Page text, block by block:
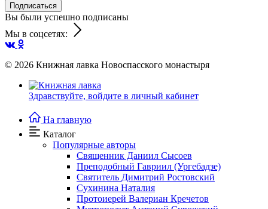
Подписаться
Вы были успешно подписаны
Мы в соцсетях:
© 2026 Книжная лавка Новоспасского монастыря
Здравствуйте, войдите в личный кабинет
На главную
Каталог
Популярные авторы
Священник Даниил Сысоев
Преподобный Гавриил (Ургебадзе)
Святитель Димитрий Ростовский
Сухинина Наталия
Протоиерей Валериан Кречетов